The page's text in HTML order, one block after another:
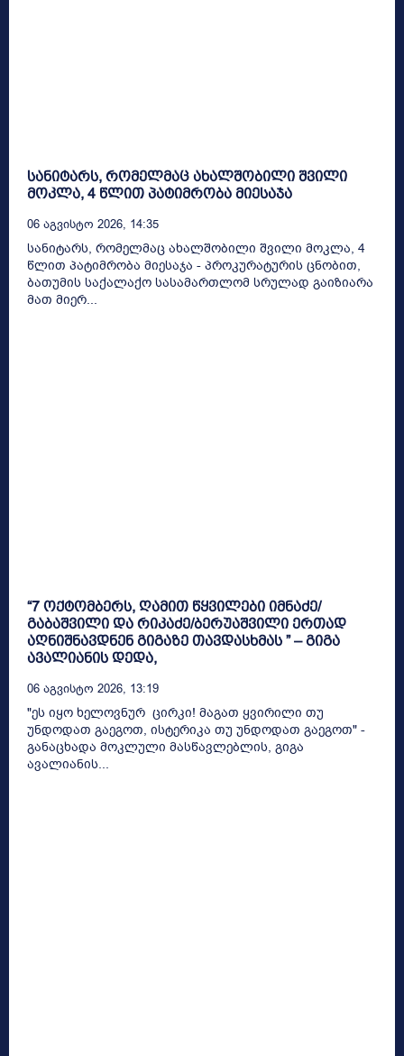
სანიტარს, რომელმაც ახალშობილი შვილი
მოკლა, 4 წლით პატიმრობა მიესაჯა
06 Აგვისტო 2026, 14:35
სანიტარს, რომელმაც ახალშობილი შვილი მოკლა, 4
წლით პატიმრობა მიესაჯა - პროკურატურის ცნობით,
ბათუმის საქალაქო სასამართლომ სრულად გაიზიარა
მათ მიერ...
“7 ოქტომბერს, ღამით წყვილები იმნაძე/
გაბაშვილი და რიკაძე/ბერუაშვილი ერთად
აღნიშნავდნენ გიგაზე თავდასხმას ” – გიგა
ავალიანის დედა,
06 Აგვისტო 2026, 13:19
"ეს იყო ხელოვნურ ცირკი! მაგათ ყვირილი თუ
უნდოდათ გაეგოთ, ისტერიკა თუ უნდოდათ გაეგოთ" -
განაცხადა მოკლული მასწავლებლის, გიგა
ავალიანის...